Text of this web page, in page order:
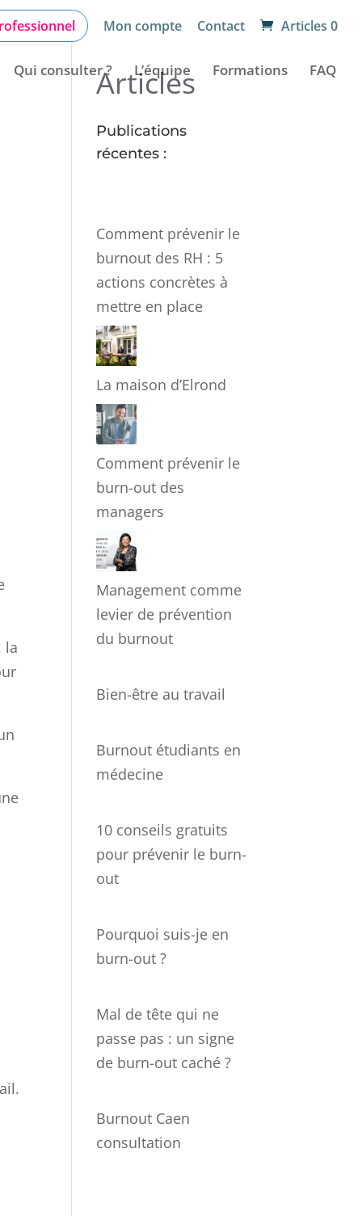
Mon compte Contact Articles 0
Qui consulter ? L’équipe Formations FAQ
la
Articles
Publications
récentes :
Comment prévenir le
burnout des RH : 5
actions concrètes à
mettre en place
La maison d’Elrond
Comment prévenir le
burn-out des
managers
Management comme
levier de prévention
du burnout
Bien-être au travail
Burnout étudiants en
médecine
10 conseils gratuits
pour prévenir le burn-
out
Pourquoi suis-je en
burn-out ?
Mal de tête qui ne
passe pas : un signe
de burn-out caché ?
Burnout Caen
consultation